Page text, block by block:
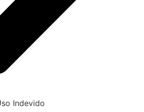
Indevido